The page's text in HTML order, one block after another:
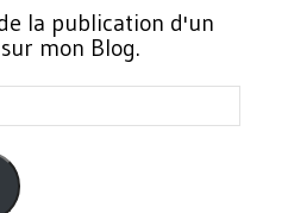
la publication d'un
mon Blog.